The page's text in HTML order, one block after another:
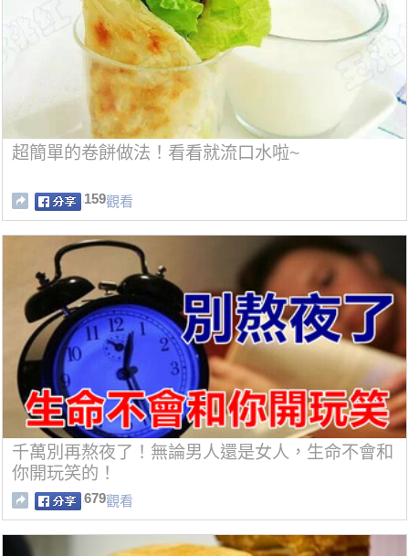
超簡單的卷餅做法！看看就流口水啦~
159觀看
千萬別再熬夜了！無論男人還是女人，生命不會和
你開玩笑的！
679觀看